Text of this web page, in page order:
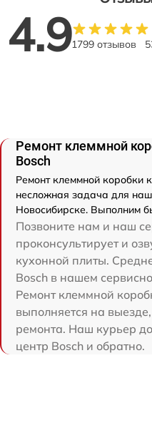
4.91799 отзывов
Ремонт клеммной
Bosch
Ремонт клеммной коробки
несложная задача для
Новосибирске. Выполним
Позвоните нам и наш
проконсультирует и
кухонной плиты.
Bosch в нашем
Ремонт клеммной
выполняется на
ремонта. Наш курьер
центр Bosch и обратно.